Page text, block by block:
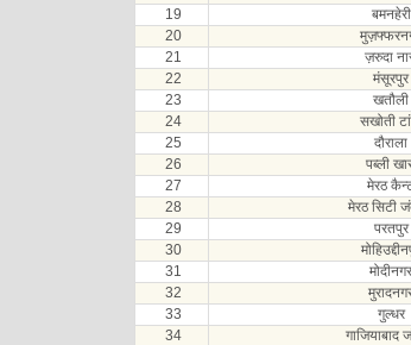
19
बमनहेरी
20
21
ज़रुदा
22
मंसूरपुर
23
खतौली
24
सखोती
25
दौराला
26
पब्ली
27
मेरठ
28
मेरठ सिटी
29
परतपुर
30
31
मोदीनगर
32
33
गुल्धर
34
गाजियाबाद